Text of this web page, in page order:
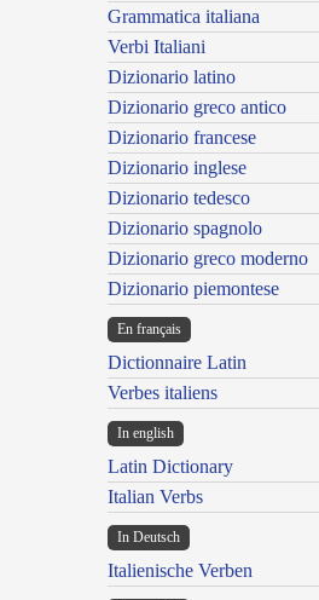
Grammatica italiana
Verbi Italiani
Dizionario latino
Dizionario greco antico
Dizionario francese
Dizionario inglese
Dizionario tedesco
Dizionario spagnolo
Dizionario greco moderno
Dizionario piemontese
En français
Dictionnaire Latin
Verbes italiens
In english
Latin Dictionary
Italian Verbs
In Deutsch
Italienische Verben